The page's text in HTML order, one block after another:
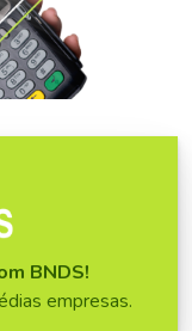
BNDS!
empresas.